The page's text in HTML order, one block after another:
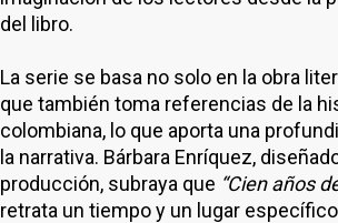
del libro.
La serie se basa no solo en la obra
que también toma referencias de la
colombiana, lo que aporta una
la narrativa. Bárbara Enríquez,
producción, subraya que “Cien años
retrata un tiempo y un lugar